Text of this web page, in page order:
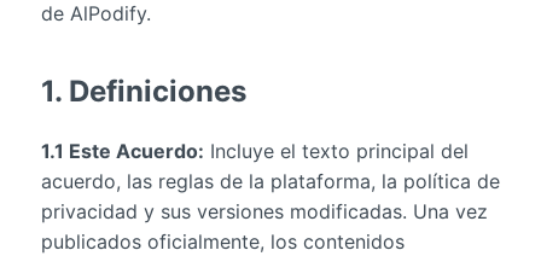
de AlPodify.
1. Definiciones
1.1 Este Acuerdo: Incluye el texto principal del
acuerdo, las reglas de la plataforma, la política de
privacidad y sus versiones modificadas. Una vez
publicados oficialmente, los contenidos